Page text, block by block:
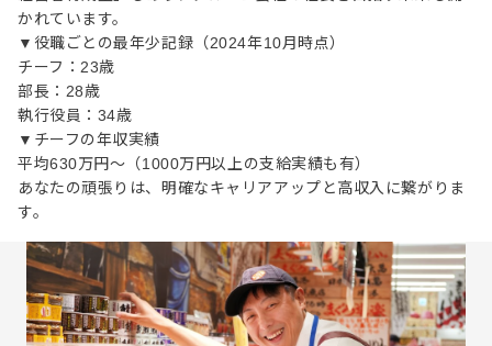
かれています。
▼役職ごとの最年少記録（2024年10月時点）
チーフ：23歳
部長：28歳
執行役員：34歳
▼チーフの年収実績
平均630万円～（1000万円以上の支給実績も有）
あなたの頑張りは、明確なキャリアアップと高収入に繋がりま
す。